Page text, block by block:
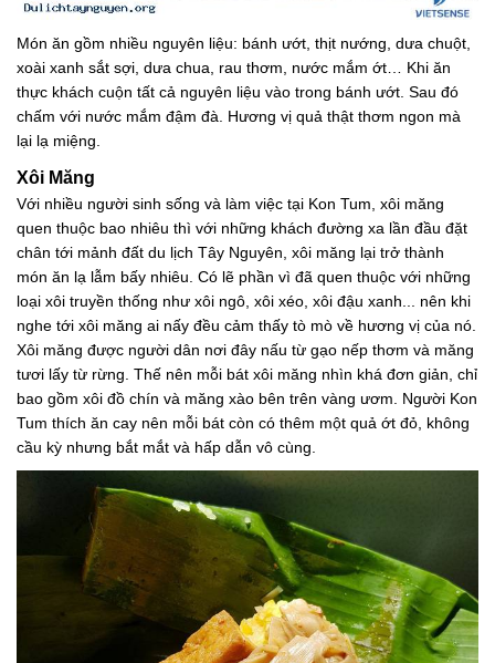
Món ăn gồm nhiều nguyên liệu: bánh ướt, thịt nướng, dưa chuột,
xoài xanh sắt sợi, dưa chua, rau thơm, nước mắm ớt… Khi ăn
thực khách cuộn tất cả nguyên liệu vào trong bánh ướt. Sau đó
chấm với nước mắm đậm đà. Hương vị quả thật thơm ngon mà
lại lạ miệng.
Xôi Măng
Với nhiều người sinh sống và làm việc tại Kon Tum, xôi măng
quen thuộc bao nhiêu thì với những khách đường xa lần đầu đặt
chân tới mảnh đất du lịch Tây Nguyên, xôi măng lại trở thành
món ăn lạ lẫm bấy nhiêu. Có lẽ phần vì đã quen thuộc với những
loại xôi truyền thống như xôi ngô, xôi xéo, xôi đậu xanh... nên khi
nghe tới xôi măng ai nấy đều cảm thấy tò mò về hương vị của nó.
Xôi măng được người dân nơi đây nấu từ gạo nếp thơm và măng
tươi lấy từ rừng. Thế nên mỗi bát xôi măng nhìn khá đơn giản, chỉ
bao gồm xôi đồ chín và măng xào bên trên vàng ươm. Người Kon
Tum thích ăn cay nên mỗi bát còn có thêm một quả ớt đỏ, không
cầu kỳ nhưng bắt mắt và hấp dẫn vô cùng.